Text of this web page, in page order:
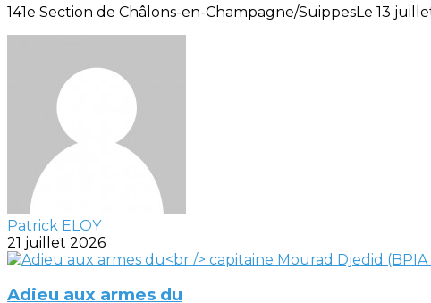
141e Section de Châlons-en-Champagne/SuippesLe 13
Patrick ELOY
21 juillet 2026
Adieu aux armes du